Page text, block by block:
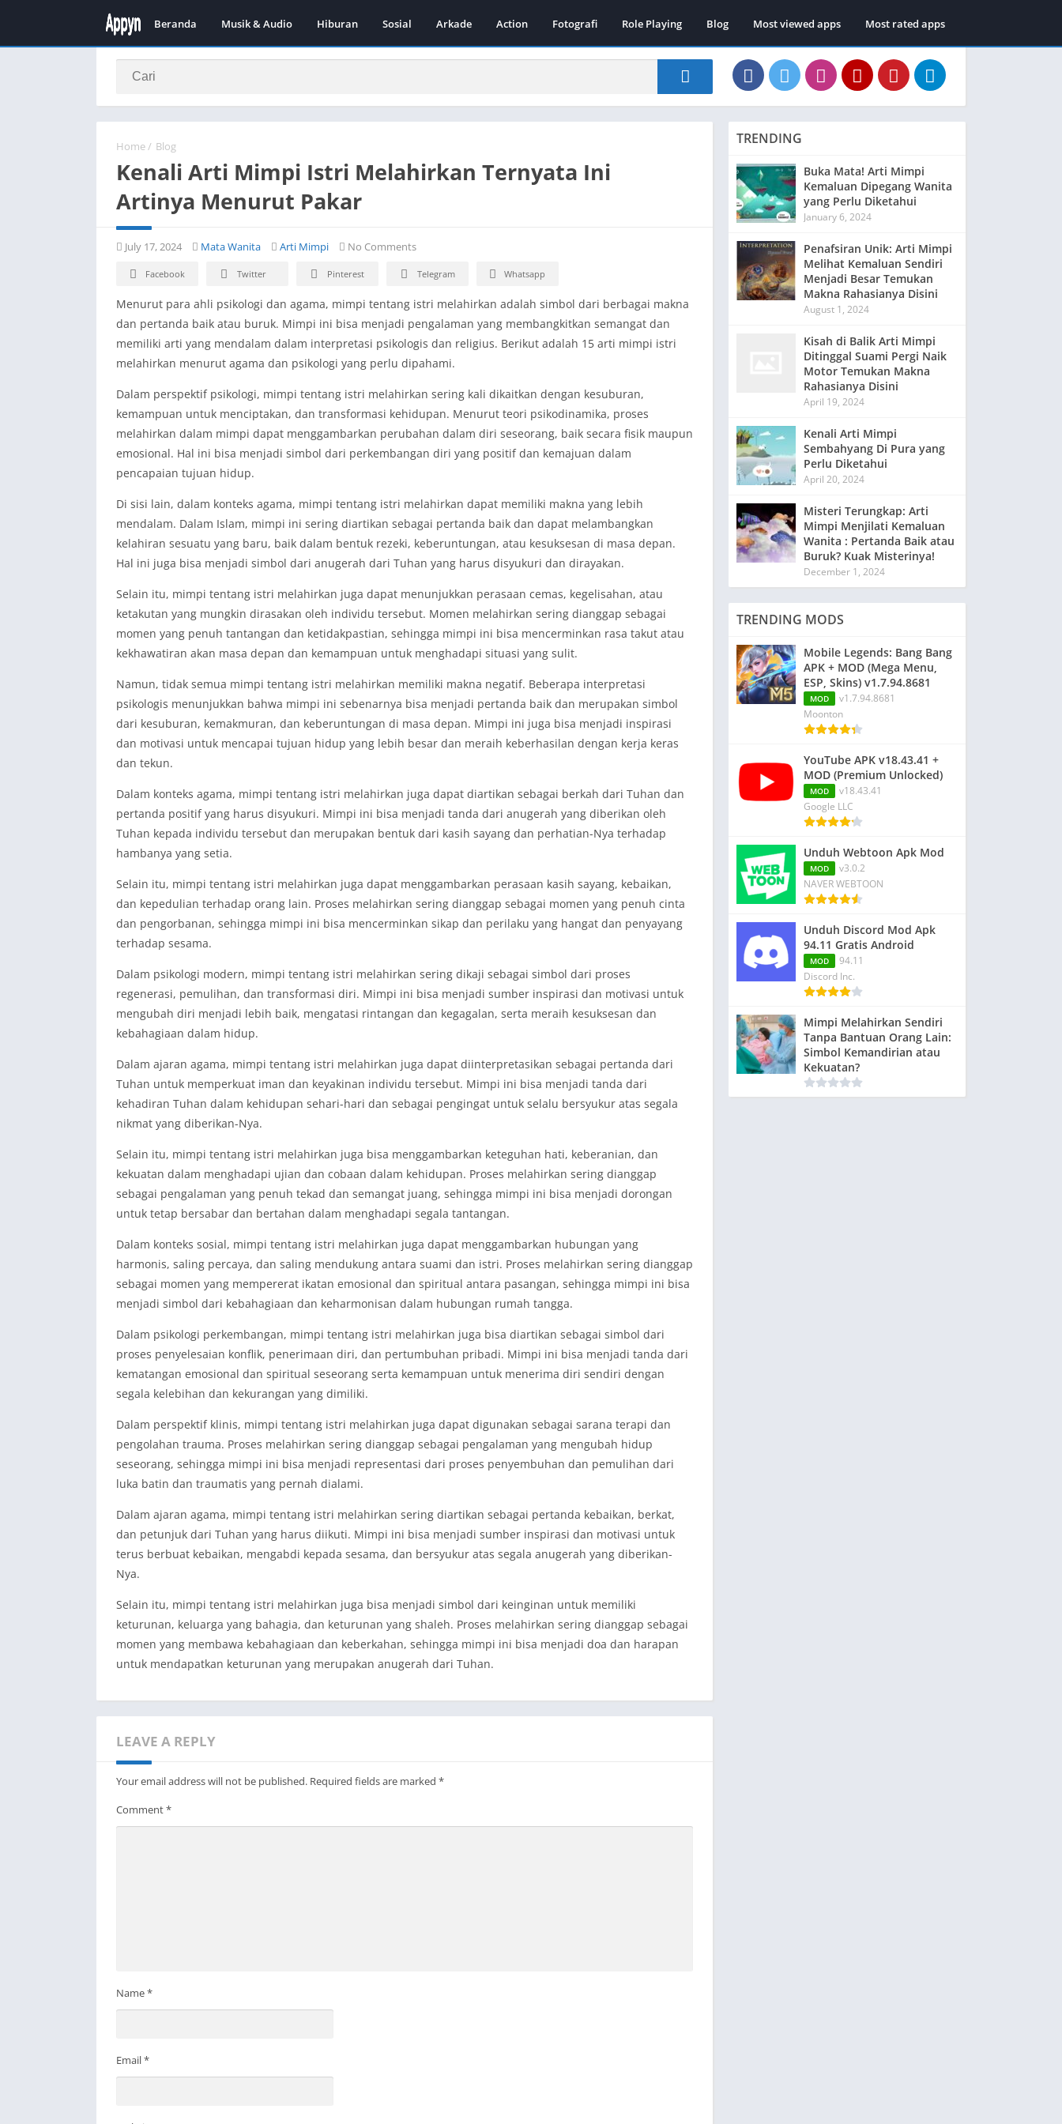
Beranda Musik & Audio Hiburan Sosial Arkade Action Fotografi Role Playing Blog Most viewed apps Most rated apps
Home / Blog
Kenali Arti Mimpi Istri Melahirkan Ternyata Ini
Artinya Menurut Pakar
July 17, 2024 Mata Wanita Arti Mimpi No Comments
Facebook Twitter Pinterest Telegram Whatsapp
Menurut para ahli psikologi dan agama, mimpi tentang istri melahirkan adalah simbol dari berbagai makna
dan pertanda baik atau buruk. Mimpi ini bisa menjadi pengalaman yang membangkitkan semangat dan
memiliki arti yang mendalam dalam interpretasi psikologis dan religius. Berikut adalah 15 arti mimpi istri
melahirkan menurut agama dan psikologi yang perlu dipahami.
Dalam perspektif psikologi, mimpi tentang istri melahirkan sering kali dikaitkan dengan kesuburan,
kemampuan untuk menciptakan, dan transformasi kehidupan. Menurut teori psikodinamika, proses
melahirkan dalam mimpi dapat menggambarkan perubahan dalam diri seseorang, baik secara fisik maupun
emosional. Hal ini bisa menjadi simbol dari perkembangan diri yang positif dan kemajuan dalam
pencapaian tujuan hidup.
Di sisi lain, dalam konteks agama, mimpi tentang istri melahirkan dapat memiliki makna yang lebih
mendalam. Dalam Islam, mimpi ini sering diartikan sebagai pertanda baik dan dapat melambangkan
kelahiran sesuatu yang baru, baik dalam bentuk rezeki, keberuntungan, atau kesuksesan di masa depan.
Hal ini juga bisa menjadi simbol dari anugerah dari Tuhan yang harus disyukuri dan dirayakan.
Selain itu, mimpi tentang istri melahirkan juga dapat menunjukkan perasaan cemas, kegelisahan, atau
ketakutan yang mungkin dirasakan oleh individu tersebut. Momen melahirkan sering dianggap sebagai
momen yang penuh tantangan dan ketidakpastian, sehingga mimpi ini bisa mencerminkan rasa takut atau
kekhawatiran akan masa depan dan kemampuan untuk menghadapi situasi yang sulit.
Namun, tidak semua mimpi tentang istri melahirkan memiliki makna negatif. Beberapa interpretasi
psikologis menunjukkan bahwa mimpi ini sebenarnya bisa menjadi pertanda baik dan merupakan simbol
dari kesuburan, kemakmuran, dan keberuntungan di masa depan. Mimpi ini juga bisa menjadi inspirasi
dan motivasi untuk mencapai tujuan hidup yang lebih besar dan meraih keberhasilan dengan kerja keras
dan tekun.
Dalam konteks agama, mimpi tentang istri melahirkan juga dapat diartikan sebagai berkah dari Tuhan dan
pertanda positif yang harus disyukuri. Mimpi ini bisa menjadi tanda dari anugerah yang diberikan oleh
Tuhan kepada individu tersebut dan merupakan bentuk dari kasih sayang dan perhatian-Nya terhadap
hambanya yang setia.
Selain itu, mimpi tentang istri melahirkan juga dapat menggambarkan perasaan kasih sayang, kebaikan,
dan kepedulian terhadap orang lain. Proses melahirkan sering dianggap sebagai momen yang penuh cinta
dan pengorbanan, sehingga mimpi ini bisa mencerminkan sikap dan perilaku yang hangat dan penyayang
terhadap sesama.
Dalam psikologi modern, mimpi tentang istri melahirkan sering dikaji sebagai simbol dari proses
regenerasi, pemulihan, dan transformasi diri. Mimpi ini bisa menjadi sumber inspirasi dan motivasi untuk
mengubah diri menjadi lebih baik, mengatasi rintangan dan kegagalan, serta meraih kesuksesan dan
kebahagiaan dalam hidup.
Dalam ajaran agama, mimpi tentang istri melahirkan juga dapat diinterpretasikan sebagai pertanda dari
Tuhan untuk memperkuat iman dan keyakinan individu tersebut. Mimpi ini bisa menjadi tanda dari
kehadiran Tuhan dalam kehidupan sehari-hari dan sebagai pengingat untuk selalu bersyukur atas segala
nikmat yang diberikan-Nya.
Selain itu, mimpi tentang istri melahirkan juga bisa menggambarkan keteguhan hati, keberanian, dan
kekuatan dalam menghadapi ujian dan cobaan dalam kehidupan. Proses melahirkan sering dianggap
sebagai pengalaman yang penuh tekad dan semangat juang, sehingga mimpi ini bisa menjadi dorongan
untuk tetap bersabar dan bertahan dalam menghadapi segala tantangan.
Dalam konteks sosial, mimpi tentang istri melahirkan juga dapat menggambarkan hubungan yang
harmonis, saling percaya, dan saling mendukung antara suami dan istri. Proses melahirkan sering dianggap
sebagai momen yang mempererat ikatan emosional dan spiritual antara pasangan, sehingga mimpi ini bisa
menjadi simbol dari kebahagiaan dan keharmonisan dalam hubungan rumah tangga.
Dalam psikologi perkembangan, mimpi tentang istri melahirkan juga bisa diartikan sebagai simbol dari
proses penyelesaian konflik, penerimaan diri, dan pertumbuhan pribadi. Mimpi ini bisa menjadi tanda dari
kematangan emosional dan spiritual seseorang serta kemampuan untuk menerima diri sendiri dengan
segala kelebihan dan kekurangan yang dimiliki.
Dalam perspektif klinis, mimpi tentang istri melahirkan juga dapat digunakan sebagai sarana terapi dan
pengolahan trauma. Proses melahirkan sering dianggap sebagai pengalaman yang mengubah hidup
seseorang, sehingga mimpi ini bisa menjadi representasi dari proses penyembuhan dan pemulihan dari
luka batin dan traumatis yang pernah dialami.
Dalam ajaran agama, mimpi tentang istri melahirkan sering diartikan sebagai pertanda kebaikan, berkat,
dan petunjuk dari Tuhan yang harus diikuti. Mimpi ini bisa menjadi sumber inspirasi dan motivasi untuk
terus berbuat kebaikan, mengabdi kepada sesama, dan bersyukur atas segala anugerah yang diberikan-
Nya.
Selain itu, mimpi tentang istri melahirkan juga bisa menjadi simbol dari keinginan untuk memiliki
keturunan, keluarga yang bahagia, dan keturunan yang shaleh. Proses melahirkan sering dianggap sebagai
momen yang membawa kebahagiaan dan keberkahan, sehingga mimpi ini bisa menjadi doa dan harapan
untuk mendapatkan keturunan yang merupakan anugerah dari Tuhan.
LEAVE A REPLY
Your email address will not be published. Required fields are marked *
Comment*
Name*
Email*
TRENDING
Buka Mata! Arti Mimpi
Kemaluan Dipegang Wanita
yang Perlu Diketahui
January 6, 2024
Penafsiran Unik: Arti Mimpi
Melihat Kemaluan Sendiri
Menjadi Besar Temukan
Makna Rahasianya Disini
August 1, 2024
Kisah di Balik Arti Mimpi
Ditinggal Suami Pergi Naik
Motor Temukan Makna
Rahasianya Disini
April 19, 2024
Kenali Arti Mimpi
Sembahyang Di Pura yang
Perlu Diketahui
April 20, 2024
Misteri Terungkap: Arti
Mimpi Menjilati Kemaluan
Wanita : Pertanda Baik atau
Buruk? Kuak Misterinya!
December 1, 2024
TRENDING MODS
Mobile Legends: Bang Bang
APK + MOD (Mega Menu,
ESP, Skins) v1.7.94.8681
MOD
v1.7.94.8681
Moonton
YouTube APK v18.43.41 +
MOD (Premium Unlocked)
MOD
v18.43.41
Google LLC
Unduh Webtoon Apk Mod
MOD
v3.0.2
NAVER WEBTOON
Unduh Discord Mod Apk
94.11 Gratis Android
MOD
94.11
Discord Inc.
Mimpi Melahirkan Sendiri
Tanpa Bantuan Orang Lain:
Simbol Kemandirian atau
Kekuatan?